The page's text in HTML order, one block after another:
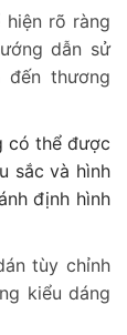
rõ ràng
dẫn sử
thương
có thể được
sắc và hình
định hình
tùy chỉnh
kiểu dáng